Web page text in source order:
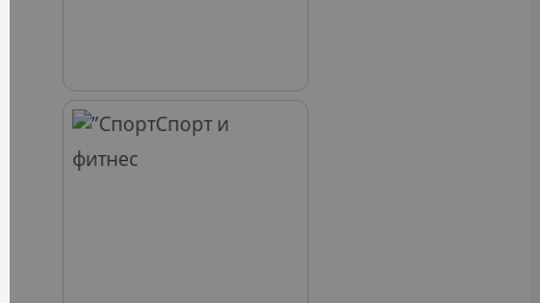
Спорт и
фитнес